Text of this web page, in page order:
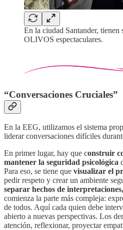
En la ciudad Santander, tienen
OLIVOS espectaculares.
“Conversaciones Cruciales”
En la EEG, utilizamos el sistema
liderar conversaciones difíciles
En primer lugar, hay que construir
mantener la seguridad psicológica
Para eso, se tiene que visualizar el
pedir respeto y crear un ambiente
separar hechos de
comienza la parte más compleja:
de todos. Aquí cada quien debe
abierto a nuevas perspectivas. Los
atención, reflexionar, proyectar